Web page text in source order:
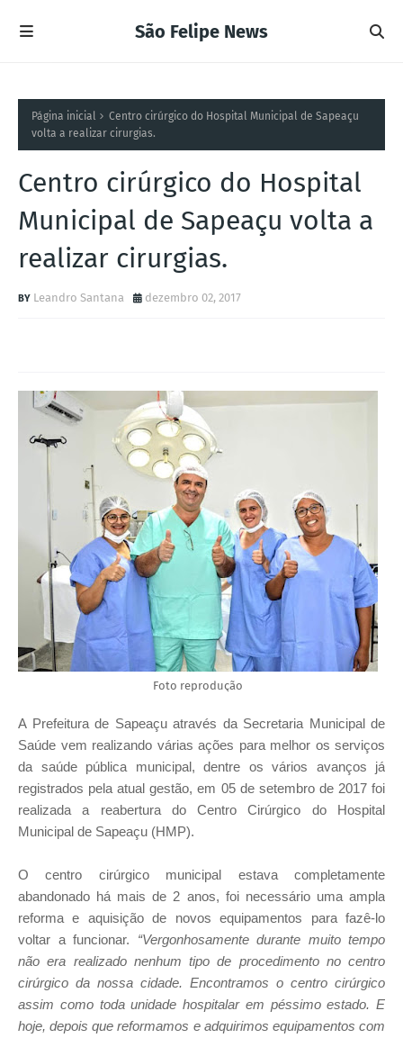
São Felipe News
Página inicial
Centro cirúrgico do Hospital Municipal de Sapeaçu
volta a realizar cirurgias.
Centro cirúrgico do Hospital
Municipal de Sapeaçu volta a
realizar cirurgias.
Leandro Santana dezembro 02, 2017
Foto reprodução
A Prefeitura de Sapeaçu através da Secretaria Municipal de
Saúde vem realizando várias ações para melhor os serviços
da saúde pública municipal, dentre os vários avanços já
registrados pela atual gestão, em 05 de setembro de 2017 foi
realizada a reabertura do Centro Cirúrgico do Hospital
Municipal de Sapeaçu (HMP).
O centro cirúrgico municipal estava completamente
abandonado há mais de 2 anos, foi necessário uma ampla
reforma e aquisição de novos equipamentos para fazê-lo
voltar a funcionar. “Vergonhosamente durante muito tempo
não era realizado nenhum tipo de procedimento no centro
cirúrgico da nossa cidade. Encontramos o centro cirúrgico
assim como toda unidade hospitalar em péssimo estado. E
hoje, depois que reformamos e adquirimos equipamentos com